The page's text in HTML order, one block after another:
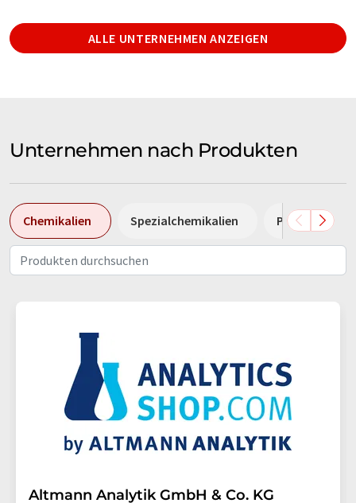
ALLE UNTERNEHMEN ANZEIGEN
Unternehmen nach Produkten
Chemikalien Spezialchemikalien Pumpen
Altmann Analytik GmbH & Co. KG